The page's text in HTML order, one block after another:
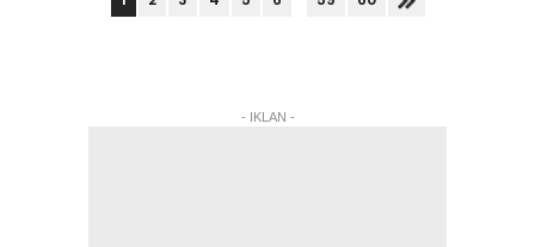
- IKLAN -